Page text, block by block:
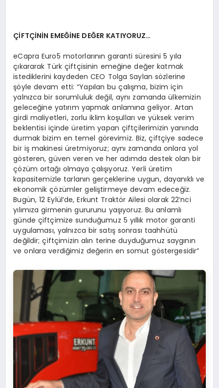
ÇİFTÇİNİN EMEĞİNE DEĞER KATIYORUZ…
eCapra Euro5 motorlarının garanti süresini 5 yıla
çıkararak Türk çiftçisinin emeğine değer katmak
istediklerini kaydeden CEO Tolga Saylan sözlerine
şöyle devam etti: “Yapılan bu çalışma, bizim için
yalnızca bir sorumluluk değil, aynı zamanda ülkemizin
geleceğine yatırım yapmak anlamına geliyor. Artan
girdi maliyetleri, zorlu iklim koşulları ve yüksek verim
beklentisi içinde üretim yapan çiftçilerimizin yanında
durmak bizim en temel görevimiz. Biz, çiftçiye sadece
bir iş makinesi üretmiyoruz; aynı zamanda onlara yol
gösteren, güven veren ve her adımda destek olan bir
çözüm ortağı olmaya çalışıyoruz. Yerli üretim
kapasitemizle tarlanın gerçeklerine uygun, dayanıklı ve
ekonomik çözümler geliştirmeye devam edeceğiz.
Bugün, 12 Eylül’de, Erkunt Traktör Ailesi olarak 22’nci
yılımıza girmenin gururunu yaşıyoruz. Bu anlamlı
günde çiftçimize sunduğumuz 5 yıllık motor garanti
uygulaması, yalnızca bir satış sonrası taahhütü
değildir; çiftçimizin alın terine duyduğumuz saygının
ve onlara verdiğimiz değerin en somut göstergesidir”